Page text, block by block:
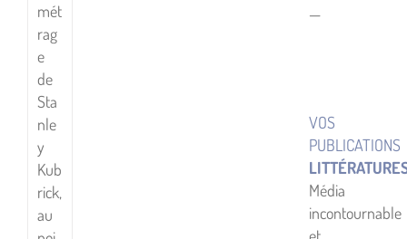
mét
rag
e
de
Sta
nle
y
Kub
rick,
au
—
VOS
PUBLICATIONS
Média
incontournable